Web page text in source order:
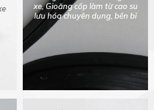
xe, Gioăng cốp làm từ cao su
lưu hóa chuyên dụng, bền bỉ